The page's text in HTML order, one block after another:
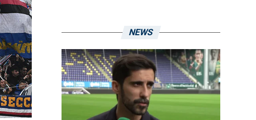
NEWS